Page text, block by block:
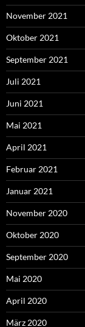
November 2021
Oktober 2021
September 2021
Juli 2021
Juni 2021
Mai 2021
April 2021
Februar 2021
Januar 2021
November 2020
Oktober 2020
September 2020
Mai 2020
April 2020
März 2020